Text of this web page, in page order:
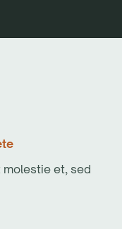
molestie et, sed